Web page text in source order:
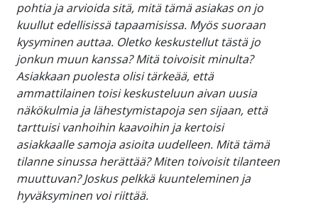
pohtia ja arvioida sitä, mitä tämä asiakas on jo
kuullut edellisissä tapaamisissa. Myös suoraan
kysyminen auttaa. Oletko keskustellut tästä jo
jonkun muun kanssa? Mitä toivoisit minulta?
Asiakkaan puolesta olisi tärkeää, että
ammattilainen toisi keskusteluun aivan uusia
näkökulmia ja lähestymistapoja sen sijaan, että
tarttuisi vanhoihin kaavoihin ja kertoisi
asiakkaalle samoja asioita uudelleen. Mitä tämä
tilanne sinussa herättää? Miten toivoisit tilanteen
muuttuvan? Joskus pelkkä kuunteleminen ja
hyväksyminen voi riittää.